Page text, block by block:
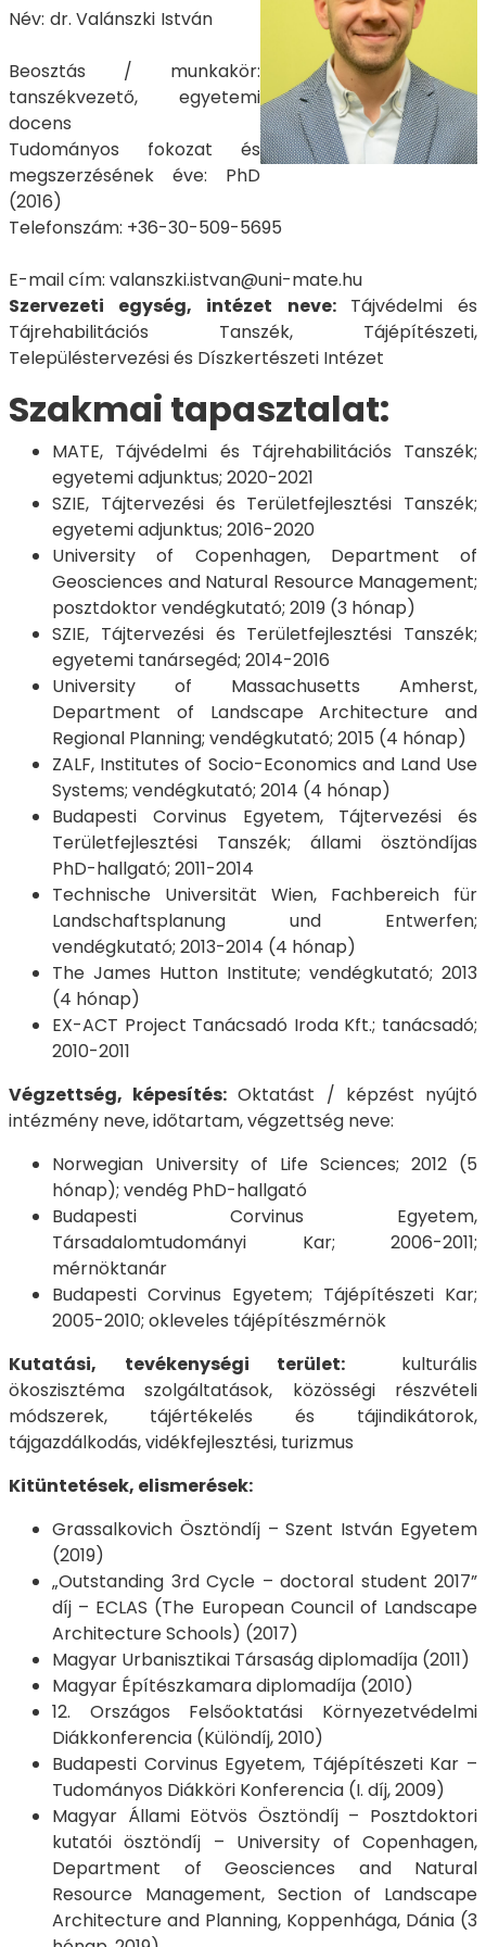
Név: dr. Valánszki István
Beosztás / munkakör:
tanszékvezető, egyetemi
docens
Tudományos fokozat és
megszerzésének éve: PhD
(2016)
Telefonszám: +36-30-509-5695
E-mail cím: valanszki.istvan@uni-mate.hu
Szervezeti egység, intézet neve: Tájvédelmi és
Tájrehabilitációs Tanszék, Tájépítészeti,
Településtervezési és Díszkertészeti Intézet
Szakmai tapasztalat:
MATE, Tájvédelmi és Tájrehabilitációs Tanszék;
egyetemi adjunktus; 2020-2021
SZIE, Tájtervezési és Területfejlesztési Tanszék;
egyetemi adjunktus; 2016-2020
University of Copenhagen, Department of
Geosciences and Natural Resource Management;
posztdoktor vendégkutató; 2019 (3 hónap)
SZIE, Tájtervezési és Területfejlesztési Tanszék;
egyetemi tanársegéd; 2014-2016
University of Massachusetts Amherst,
Department of Landscape Architecture and
Regional Planning; vendégkutató; 2015 (4 hónap)
ZALF, Institutes of Socio-Economics and Land Use
Systems; vendégkutató; 2014 (4 hónap)
Budapesti Corvinus Egyetem, Tájtervezési és
Területfejlesztési Tanszék; állami ösztöndíjas
PhD-hallgató; 2011-2014
Technische Universität Wien, Fachbereich für
Landschaftsplanung und Entwerfen;
vendégkutató; 2013-2014 (4 hónap)
The James Hutton Institute; vendégkutató; 2013
(4 hónap)
EX-ACT Project Tanácsadó Iroda Kft.; tanácsadó;
2010-2011
Végzettség, képesítés: Oktatást / képzést nyújtó
intézmény neve, időtartam, végzettség neve:
Norwegian University of Life Sciences; 2012 (5
hónap); vendég PhD-hallgató
Budapesti Corvinus Egyetem,
Társadalomtudományi Kar; 2006-2011;
mérnöktanár
Budapesti Corvinus Egyetem; Tájépítészeti Kar;
2005-2010; okleveles tájépítészmérnök
Kutatási, tevékenységi terület:
kulturális
ökoszisztéma szolgáltatások, közösségi részvételi
módszerek, tájértékelés és tájindikátorok,
tájgazdálkodás, vidékfejlesztési, turizmus
Kitüntetések, elismerések:
Grassalkovich Ösztöndíj – Szent István Egyetem
(2019)
„Outstanding 3rd Cycle – doctoral student 2017”
díj – ECLAS (The European Council of Landscape
Architecture Schools) (2017)
Magyar Urbanisztikai Társaság diplomadíja (2011)
Magyar Építészkamara diplomadíja (2010)
12. Országos Felsőoktatási Környezetvédelmi
Diákkonferencia (Különdíj, 2010)
Budapesti Corvinus Egyetem, Tájépítészeti Kar –
Tudományos Diákköri Konferencia (I. díj, 2009)
Magyar Állami Eötvös Ösztöndíj – Posztdoktori
kutatói ösztöndíj – University of Copenhagen,
Department of Geosciences and Natural
Resource Management, Section of Landscape
Architecture and Planning, Koppenhága, Dánia (3